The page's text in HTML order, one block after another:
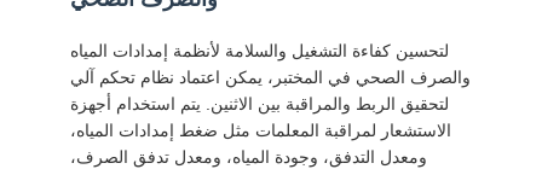
لتحسين كفاءة التشغيل والسلامة لأنظمة إمدادات المياه
والصرف الصحي في المختبر، يمكن اعتماد نظام تحكم آلي
لتحقيق الربط والمراقبة بين الاثنين. يتم استخدام أجهزة
الاستشعار لمراقبة المعلمات مثل ضغط إمدادات المياه،
ومعدل التدفق، وجودة المياه، ومعدل تدفق الصرف،